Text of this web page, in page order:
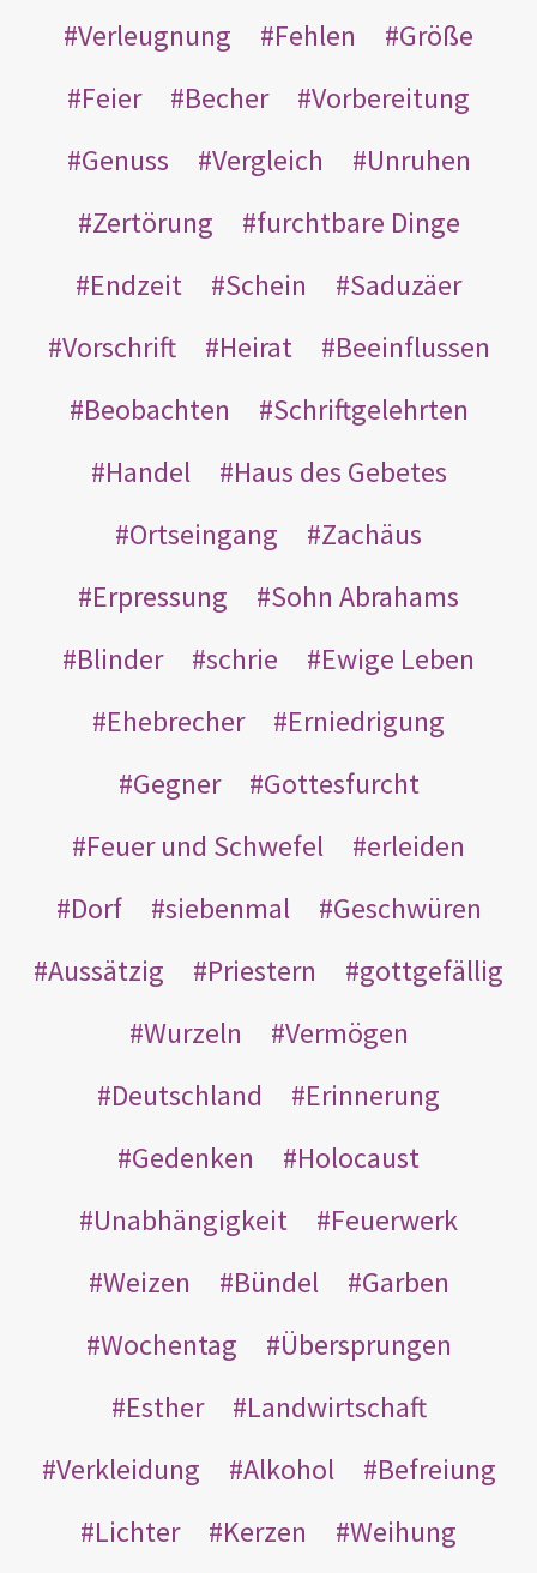
Verleugnung Fehlen
Größe
Feier
Becher
Vorbereitung
Genuss
Vergleich
Unruhen
Zertörung
furchtbare Dinge
Endzeit
Schein
Saduzäer
Vorschrift
Heirat
Beeinflussen
Beobachten
Schriftgelehrten
Handel
Haus des Gebetes
Ortseingang
Zachäus
Erpressung
Sohn Abrahams
Blinder
schrie
Ewige Leben
Ehebrecher
Erniedrigung
Gegner
Gottesfurcht
Feuer und Schwefel
erleiden
Dorf
siebenmal
Geschwüren
Aussätzig
Priestern
gottgefällig
Wurzeln
Vermögen
Deutschland
Erinnerung
Gedenken
Holocaust
Unabhängigkeit
Feuerwerk
Weizen
Bündel
Garben
Wochentag
Übersprungen
Esther
Landwirtschaft
Verkleidung
Alkohol
Befreiung
Lichter
Kerzen
Weihung